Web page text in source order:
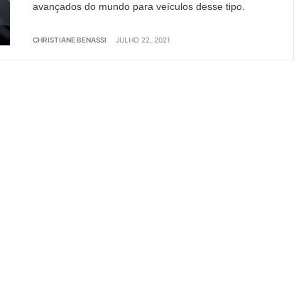
avançados do mundo para veículos desse tipo.
CHRISTIANE BENASSI JULHO 22, 2021